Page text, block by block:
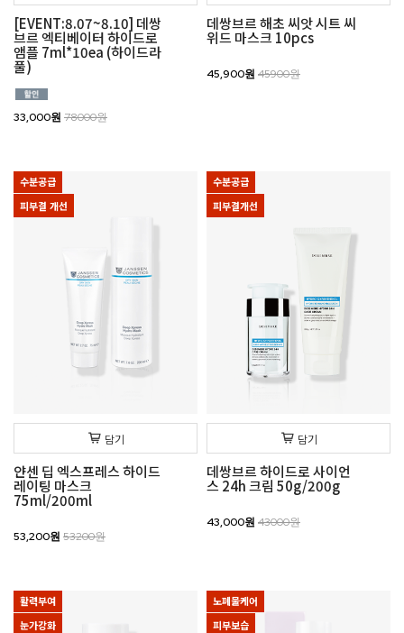
[EVENT:8.07~8.10] 데쌍
브르 엑티베이터 하이드로
앰플 7ml*10ea (하이드라
풀)
33,000원 78000원
데쌍브르 해초 씨앗 시트 씨
위드 마스크 10pcs
45,900원 45900원
수분공급
피부결 개선
담기
얀센 딥 엑스프레스 하이드
레이팅 마스크
75ml/200ml
53,200원 53200원
수분공급
피부결개선
담기
데쌍브르 하이드로 사이언
스 24h 크림 50g/200g
43,000원 43000원
활력부여
눈가강화
노폐물케어
피부보습